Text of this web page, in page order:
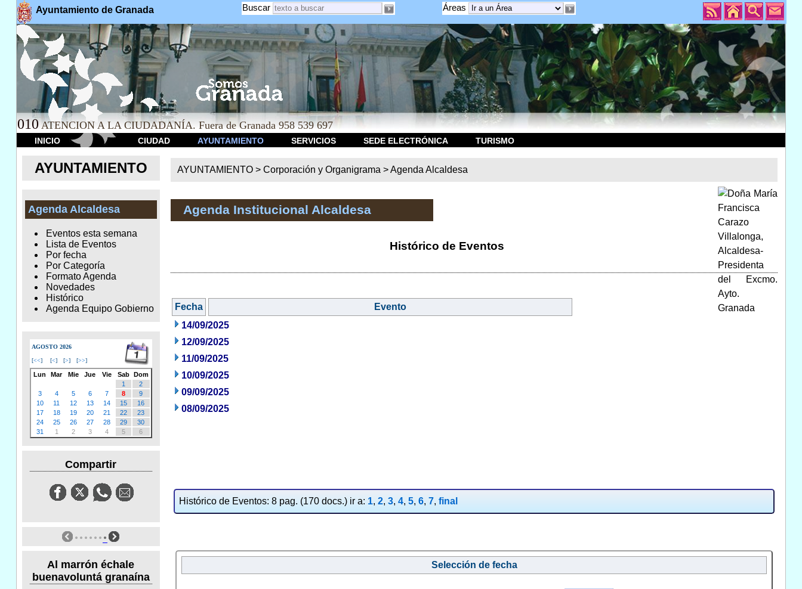
Ayuntamiento de Granada Áreas
Buscar
010 ATENCION A LA CIUDADANÍA. Fuera de Granada 958 539 697
INICIO CIUDAD AYUNTAMIENTO SERVICIOS SEDE ELECTRÓNICA TURISMO
AYUNTAMIENTO
Agenda Alcaldesa
Eventos esta semana
Lista de Eventos
Por fecha
Por Categoría
Formato Agenda
Novedades
Histórico
Agenda Equipo Gobierno
AGOSTO 2026
[<<] [<] [>] [>>]
Lun Mar Mie Jue Vie Sab
Dom
1
2
3
4 5 6 7 8
9
10
11 12 13 14 15
16
17
18 19 20 21 22
23
24
25 26 27 28 29
30
31
1 2 3 4 5 6
Compartir
Al marrón échale
buenavoluntá granaína
AYUNTAMIENTO >Corporación y Organigrama >Agenda Alcaldesa
Agenda Institucional Alcaldesa
Histórico de Eventos
Fecha
Evento
14/09/2025
12/09/2025
11/09/2025
10/09/2025
09/09/2025
08/09/2025
Histórico de Eventos: 8 pag. (170 docs.) ir a: 1, 2, 3, 4, 5, 6, 7, final
Selección de fecha